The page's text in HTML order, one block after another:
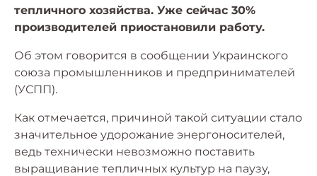
тепличного хозяйства. Уже сейчас 30%
производителей приостановили работу.
Об этом говорится в сообщении Украинского
союза промышленников и предпринимателей
(УСПП).
Как отмечается, причиной такой ситуации стало
значительное удорожание энергоносителей,
ведь технически невозможно поставить
выращивание тепличных культур на паузу,